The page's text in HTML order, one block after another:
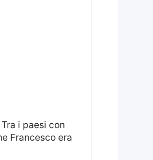
Francesco era